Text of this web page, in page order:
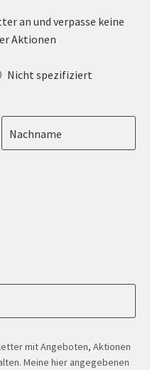
an und verpasse keine
Aktionen
Nicht spezifiziert
Nachname
mit Angeboten, Aktionen
Meine hier angegebenen